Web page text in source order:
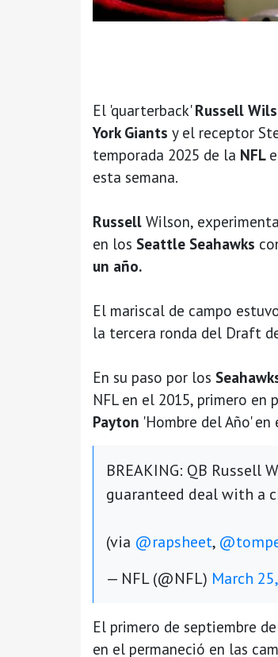
El 'quarterback'Russell
York Giants y el receptor
temporada 2025 de la NFL
esta semana.
Russell Wilson,
en los Seattle Seahawks
un año.
El mariscal de campo
la tercera ronda del Draft
En su paso por los
NFL en el 2015, primero en
Payton 'Hombre del Año' en
BREAKING: QB Russell
guaranteed deal with a
(via @rapsheet,
— NFL (@NFL) March
El primero de septiembre
en el permaneció en las